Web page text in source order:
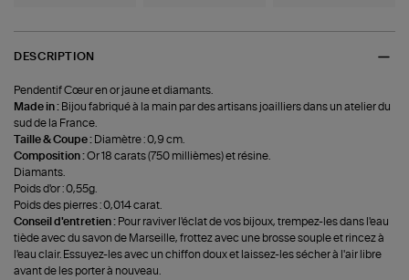
DESCRIPTION
Pendentif Cœur en or jaune et diamants.
Made in : Bijou fabriqué à la main par des artisans joailliers dans un atelier du
sud de la France.
Taille & Coupe : Diamètre : 0,9 cm.
Composition :Or 18 carats (750 millièmes) et résine.
Diamants.
Poids d'or : 0,55g.
Poids des pierres : 0,014 carat.
Conseil d'entretien : Pour raviver l'éclat de vos bijoux, trempez-les dans l'eau
tiède avec du savon de Marseille, frottez avec une brosse souple et rincez à
l'eau clair. Essuyez-les avec un chiffon doux et laissez-les sécher à l'air libre
avant de les porter à nouveau.